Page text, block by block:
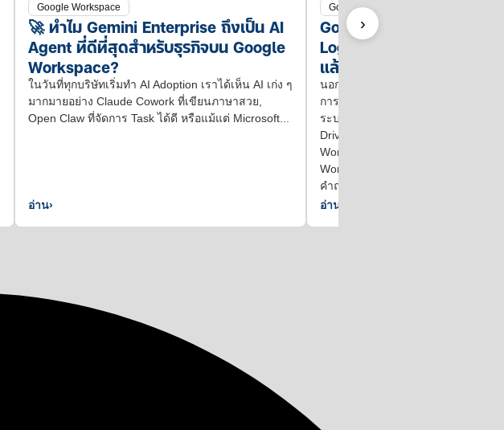
›
Google Workspace
🚀 ทำไม Gemini Enterprise ถึงเป็น AI
Agent ที่ดีที่สุดสำหรับธุรกิจบน Google
Workspace?
ในวันที่ทุกบริษัทเริ่มทำ AI Adoption เราได้เห็น AI เก่ง ๆ
มากมายอย่าง Claude Cowork ที่เขียนภาษาสวย,
Open Claw ที่จัดการ Task ได้ดี หรือแม้แต่ Microsoft...
อ่าน›
Google Workspace
Google Workspace
Log สำหรับ Gemini ใน
แล้ว!
นอกเหนือจากการประกาศบันทึกการ
การทำงานผ่าน API ล่าสุด ตอนนี้มีฟีเ
ระบบสามารถดูบันทึกการตรวจสอบใ
Drive สำหรับกิจกรรมที่เกิดจากเจมินี่
Workspace ตัวอย่างเช่น หาก
Workspace เข้าถึงข้อมูลจากชุดไฟล์
คำถามของผู้ใช้ ระบบจะสร้างเหตุกา
อ่าน